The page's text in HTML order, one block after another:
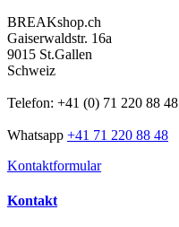
BREAKshop.ch
Gaiserwaldstr. 16a
9015 St.Gallen
Schweiz
Telefon: +41 (0) 71 220 88 48
Whatsapp +41 71 220 88 48
Kontaktformular
Kontakt